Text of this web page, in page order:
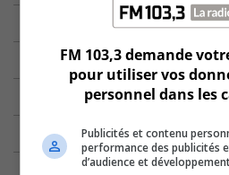
FM 103,3 demande
pour utiliser vos
personnel dans les
Publicités et contenu
performance des publicités
d’audience et